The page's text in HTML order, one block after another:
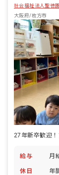
社会福祉法人聖徳園
大阪府/枚方市
給与 月
休日
年間休